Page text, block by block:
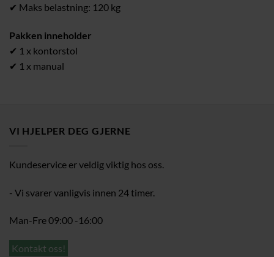
✔ Maks belastning: 120 kg
Pakken inneholder
✔ 1 x kontorstol
✔ 1 x manual
VI HJELPER DEG GJERNE
Kundeservice er veldig viktig hos oss.
- Vi svarer vanligvis innen 24 timer.
Man-Fre 09:00 -16:00
Kontakt oss!